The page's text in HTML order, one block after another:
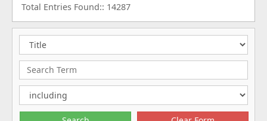
Total Entries Found:: 14287